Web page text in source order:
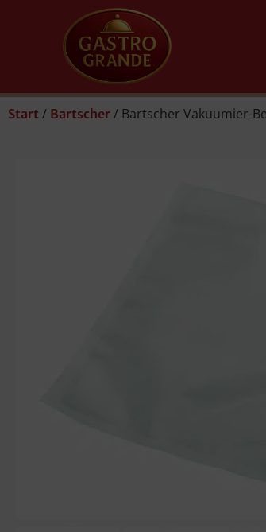
Start / Bartscher / Bartscher Vakuumier-